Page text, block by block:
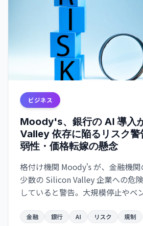
ビジネス
Moody's、銀行の AI 導入
Valley 依存に陥るリスク
弱性・価格転嫁の懸念
格付け機関 Moody's が、金融機関
少数の Silicon Valley 企業への危
していると警告。大規模停止やベ
金融システムのリスク要因になり
金融 銀行 AI リスク 規制